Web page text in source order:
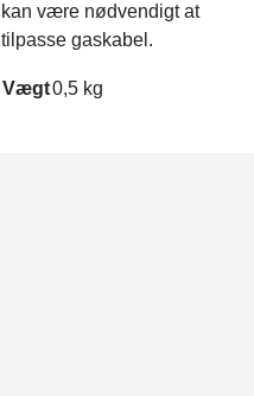
kan være nødvendigt at
tilpasse gaskabel.
Vægt0,5 kg